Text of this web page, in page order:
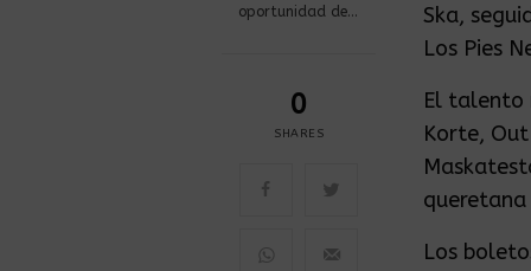
oportunidad de…
0
SHARES
Ska,
Los Pies
El talento
Korte,
queretana
Los